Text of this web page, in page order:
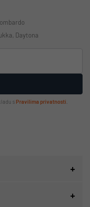
Daytona
s Pravilima privatnosti